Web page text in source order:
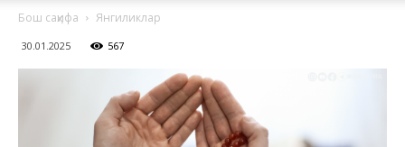
ВАКИЛЛИГИ
Бош саҳифа Янгиликлар
30.01.2025 567